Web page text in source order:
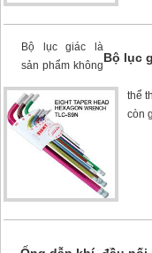
Bộ lục
Bộ lục giác là
sản phẩm không
thể
còn